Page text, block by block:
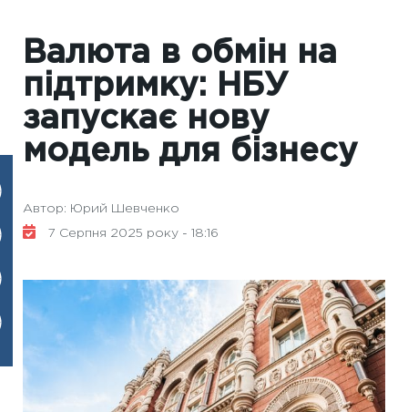
Валюта в обмін на
підтримку: НБУ
запускає нову
модель для бізнесу
Автор: Юрий Шевченко
7 Серпня 2025 року - 18:16